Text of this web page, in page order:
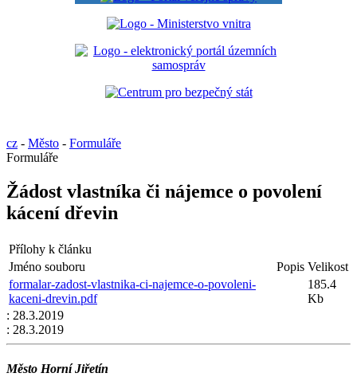
cz - Město - Formuláře
Formuláře
Žádost vlastníka či nájemce o povolení
kácení dřevin
Přílohy k článku
Jméno souboru
Popis Velikost
formalar-zadost-vlastnika-ci-najemce-o-povoleni-
kaceni-drevin.pdf
185.4
Kb
: 28.3.2019
: 28.3.2019
Město Horní Jiřetín